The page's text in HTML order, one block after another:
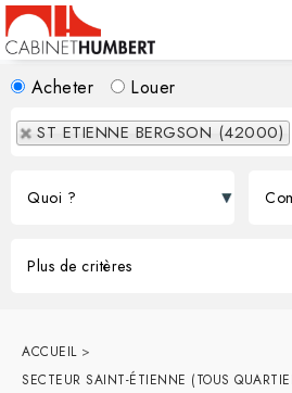
Acheter Louer
ST ETIENNE BERGSON (42000)
ACCUEIL>
SECTEUR SAINT-ÉTIENNE (TOUS